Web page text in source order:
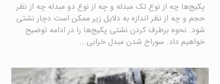
پکیج‌ها چه از نوع تک مبدله و چه از نوع دو مبدله چه از نظر
حجم و چه از نظر اندازه به دلایل زیر ممکن است دچار نشتی
شود. نحوه برطرف کردن نشتی پکیج‌ها را در ادامه توضیح
خواهیم داد. سوراخ شدن مبدل خرابی...